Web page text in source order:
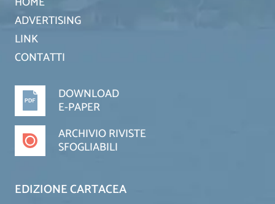
ADVERTISING
LINK
CONTATTI
DOWNLOAD
E-PAPER
ARCHIVIO RIVISTE
SFOGLIABILI
EDIZIONE CARTACEA